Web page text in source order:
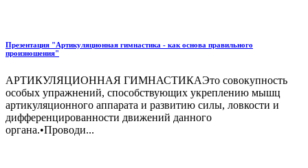
Презентация "Артикуляционная гимнастика - как основа правильного
произношения"
АРТИКУЛЯЦИОННАЯ ГИМНАСТИКАЭто совокупность
особых упражнений, способствующих укреплению мышц
артикуляционного аппарата и развитию силы, ловкости и
дифференцированности движений данного
органа.•Проводи...